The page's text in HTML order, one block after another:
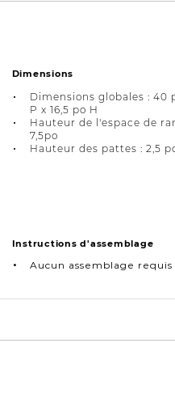
Dimensions
Dimensions globales : 40
P x 16,5 po H
Hauteur de l'espace de
7,5po
Hauteur des pattes : 2,5
Instructions d'assemblage
Aucun assemblage requis